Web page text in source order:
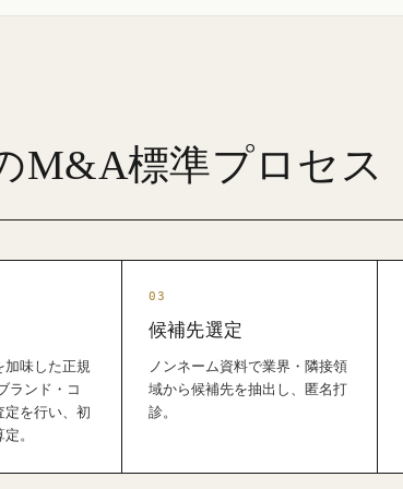
M&A標準プロセス
加味した正規
ランド・コ
定を行い、初
。
候補先選定
ノンネーム資料で業界・隣接領
域から候補先を抽出し、匿名打
診。